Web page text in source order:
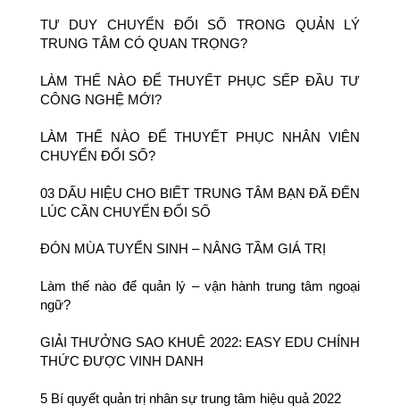
TƯ DUY CHUYỂN ĐỔI SỐ TRONG QUẢN LÝ
TRUNG TÂM CÓ QUAN TRỌNG?
LÀM THẾ NÀO ĐỂ THUYẾT PHỤC SẾP ĐẦU TƯ
CÔNG NGHỆ MỚI?
LÀM THẾ NÀO ĐỂ THUYẾT PHỤC NHÂN VIÊN
CHUYỂN ĐỔI SỐ?
03 DẤU HIỆU CHO BIẾT TRUNG TÂM BẠN ĐÃ ĐẾN
LÚC CẦN CHUYỂN ĐỔI SỐ
ĐÓN MÙA TUYỂN SINH – NÂNG TẦM GIÁ TRỊ
Làm thế nào để quản lý – vận hành trung tâm ngoại
ngữ?
GIẢI THƯỞNG SAO KHUÊ 2022: EASY EDU CHÍNH
THỨC ĐƯỢC VINH DANH
5 Bí quyết quản trị nhân sự trung tâm hiệu quả 2022